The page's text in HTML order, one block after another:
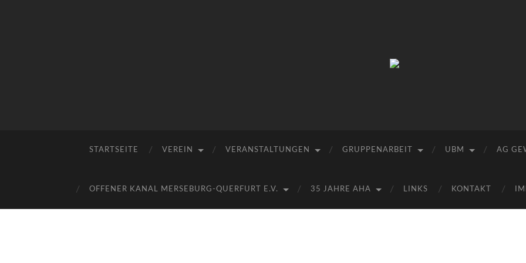
e.V.
STARTSEITE VEREIN VERANSTALTUNGEN GRUPPENARBEIT UBM AG
OFFENER KANAL MERSEBURG-QUERFURT E.V. 35 JAHRE AHA LINKS KONTAKT